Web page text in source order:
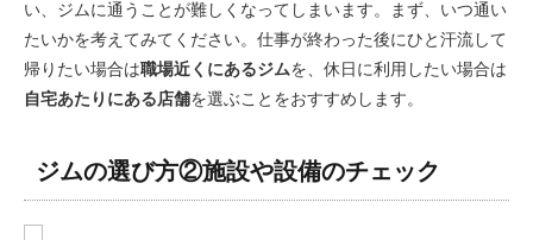
い、ジムに通うことが難しくなってしまいます。まず、いつ通い
たいかを考えてみてください。仕事が終わった後にひと汗流して
帰りたい場合は職場近くにあるジムを、休日に利用したい場合は
自宅あたりにある店舗を選ぶことをおすすめします。
ジムの選び方②施設や設備のチェック